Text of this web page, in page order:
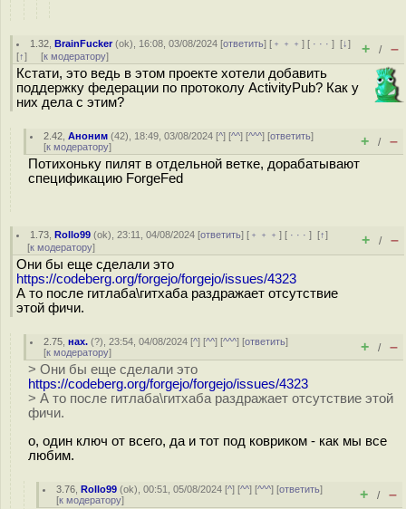
1.32 ,BrainFucker(ok), 16:08, 03/08/2024 [ответить] [ ﹢﹢﹢] [ · · ·][↓]
[↑] [к модератору] + / –
Кстати, это ведь в этом проекте хотели добавить
поддержку федерации по протоколу ActivityPub? Как у
них дела с этим?
2.42 ,Аноним (42), 18:49, 03/08/2024 [^] [^^] [^^^] [ответить]
[к модератору] + / –
Потихоньку пилят в отдельной ветке, дорабатывают
спецификацию ForgeFed
1.73 ,Rollo99 (ok), 23:11, 04/08/2024 [ответить] [ ﹢﹢﹢] [ · · ·][↑]
[к модератору] + / –
Они бы еще сделали это
https://codeberg.org/forgejo/forgejo/issues/4323
А то после гитлаба\гитхаба раздражает отсутствие
этой фичи.
2.75 ,нах. (?), 23:54, 04/08/2024 [^] [^^] [^^^] [ответить]
[к модератору] + / –
> Они бы еще сделали это
https://codeberg.org/forgejo/forgejo/issues/4323
> А то после гитлаба\гитхаба раздражает отсутствие этой
фичи.
о, один ключ от всего, да и тот под ковриком - как мы все
любим.
3.76 ,Rollo99 (ok), 00:51, 05/08/2024 [^] [^^] [^^^] [ответить]
[к модератору] + / –